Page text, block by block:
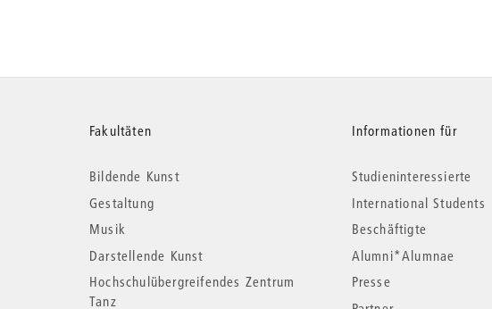
Weitere
Informationen
Fakultäten
Bildende Kunst
Gestaltung
Musik
Darstellende Kunst
Hochschulübergreifendes Zentrum
Tanz
Informationen für
Studieninteressierte
International Students
Beschäftigte
Alumni*Alumnae
Presse